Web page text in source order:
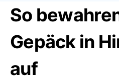
So
Gepäck in
auf